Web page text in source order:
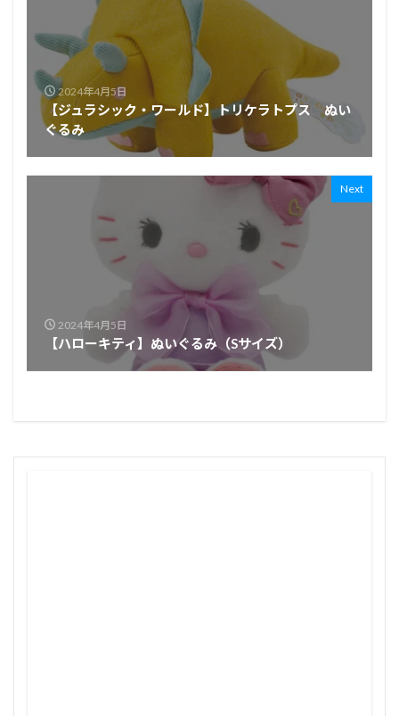
2024年4月5日
【ジュラシック・ワールド】トリケラトプス ぬい
ぐるみ
Next
2024年4月5日
【ハローキティ】ぬいぐるみ（Sサイズ）